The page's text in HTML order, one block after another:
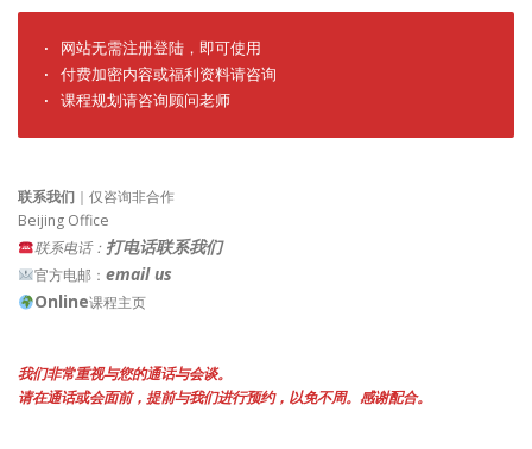
· 网站无需注册登陆，即可使用
· 付费加密内容或福利资料请咨询
· 课程规划请咨询顾问老师
联系我们 ｜仅咨询非合作
Beijing Office
联系电话： 打电话联系我们
官方电邮： email us
Online课程主页
我们非常重视与您的通话与会谈。
请在通话或会面前，提前与我们进行预约，以免不周。感谢配合。